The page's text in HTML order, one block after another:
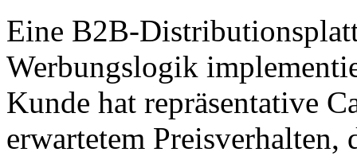
Eine B2B-
Werbungslogik
Kunde hat repräsentative
erwartetem Preisverhalten,